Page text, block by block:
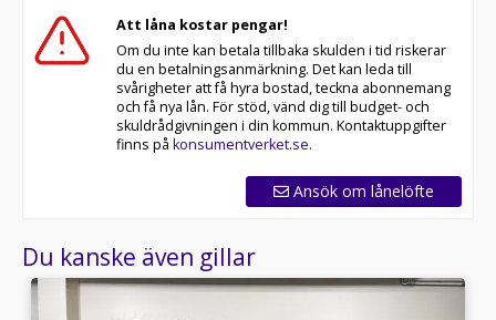
Att låna kostar pengar!
Om du inte kan betala tillbaka skulden i tid riskerar
du en betalningsanmärkning. Det kan leda till
svårigheter att få hyra bostad, teckna abonnemang
och få nya lån. För stöd, vänd dig till budget- och
skuldrådgivningen i din kommun. Kontaktuppgifter
finns på konsumentverket.se.
Ansök om lånelöfte
Du kanske även gillar